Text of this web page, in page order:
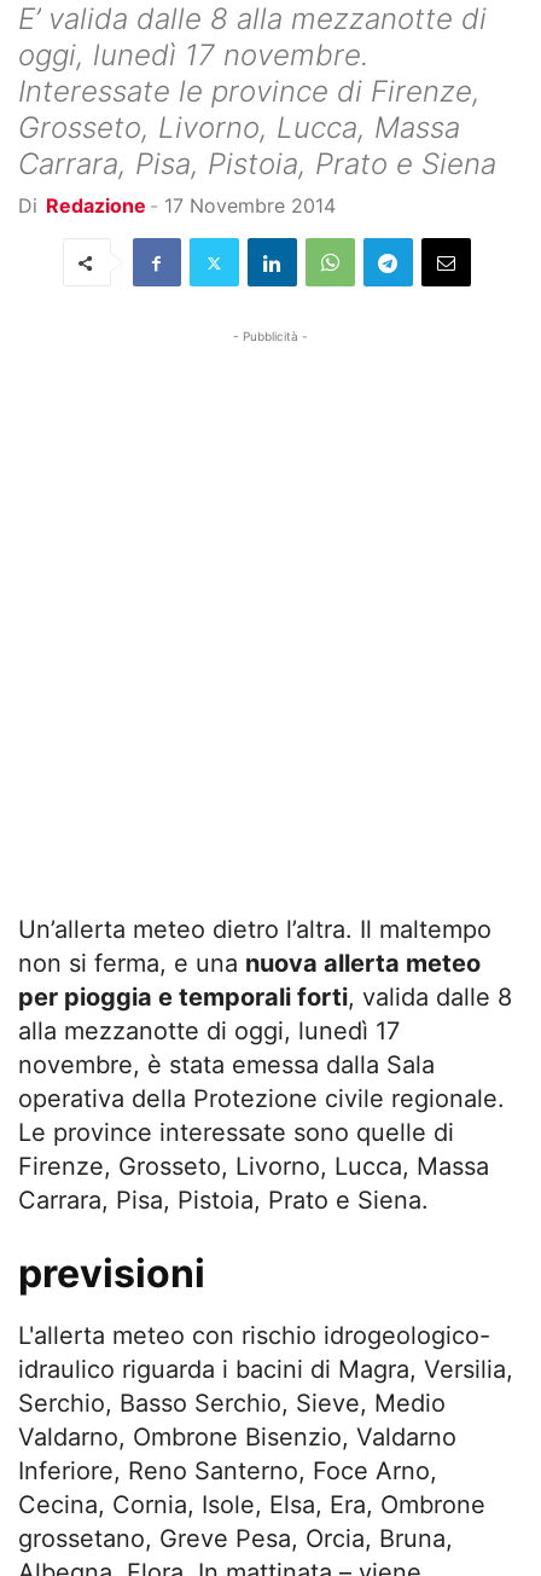
E’ valida dalle 8 alla mezzanotte di
oggi, lunedì 17 novembre.
Interessate le province di Firenze,
Grosseto, Livorno, Lucca, Massa
Carrara, Pisa, Pistoia, Prato e Siena
Di Redazione - 17 Novembre 2014
- Pubblicità -
Un’allerta meteo dietro l’altra. Il maltempo
non si ferma, e una nuova allerta meteo
per pioggia e temporali forti, valida dalle 8
alla mezzanotte di oggi, lunedì 17
novembre, è stata emessa dalla Sala
operativa della Protezione civile regionale.
Le province interessate sono quelle di
Firenze, Grosseto, Livorno, Lucca, Massa
Carrara, Pisa, Pistoia, Prato e Siena.
previsioni
L'allerta meteo con rischio idrogeologico-
idraulico riguarda i bacini di Magra, Versilia,
Serchio, Basso Serchio, Sieve, Medio
Valdarno, Ombrone Bisenzio, Valdarno
Inferiore, Reno Santerno, Foce Arno,
Cecina, Cornia, Isole, Elsa, Era, Ombrone
grossetano, Greve Pesa, Orcia, Bruna,